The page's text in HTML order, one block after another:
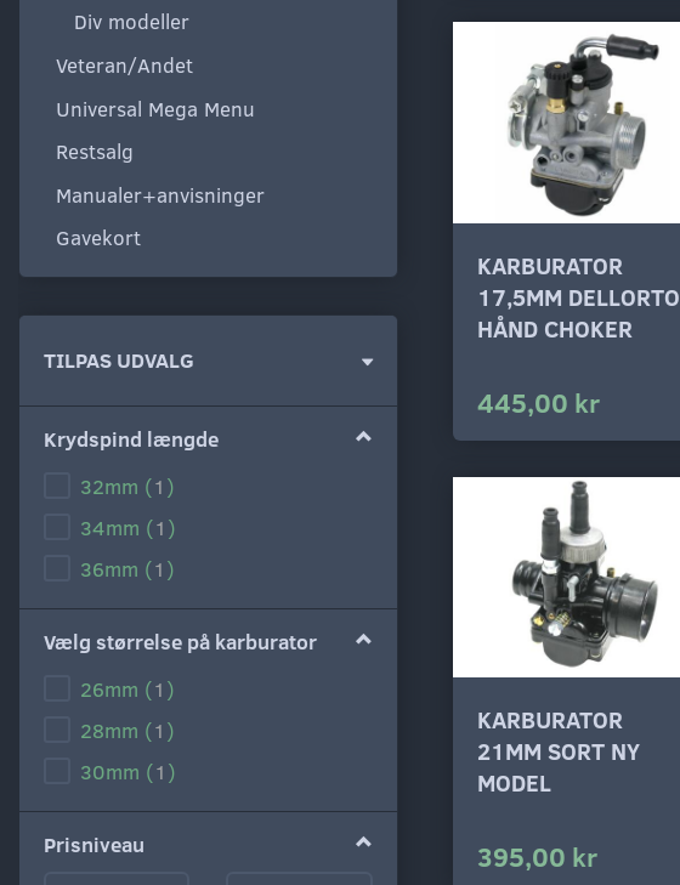
Div modeller
Veteran/Andet
Universal Mega Menu
Restsalg
Manualer+anvisninger
Gavekort
TILPAS UDVALG
Krydspind længde
32mm (1 )
34mm (1 )
36mm (1 )
Vælg størrelse på karburator
26mm (1 )
28mm (1 )
30mm (1 )
Prisniveau
KARBURATOR
17,5MM DELLORTO
HÅND CHOKER
445,00 kr
KARBURATOR
21MM SORT NY
MODEL
395,00 kr